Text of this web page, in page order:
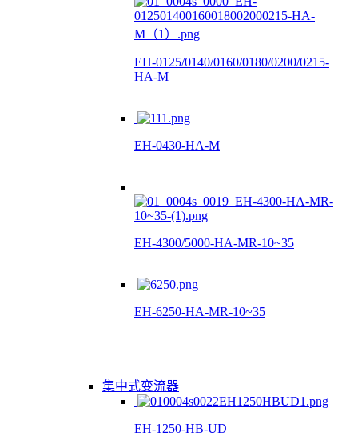
EH-0125/0140/0160/0180/0200/0215-
HA-M
EH-0430-HA-M
EH-4300/5000-HA-MR-10~35
EH-6250-HA-MR-10~35
集中式变流器
EH-1250-HB-UD